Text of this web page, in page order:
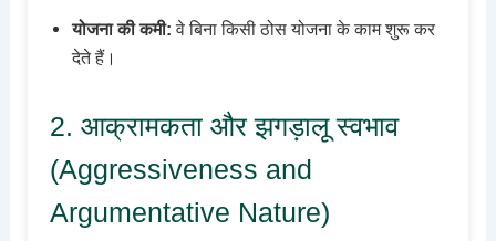
योजना की कमी: वे बिना किसी ठोस योजना के काम शुरू कर
देते हैं।
2. आक्रामकता और झगड़ालू स्वभाव
(Aggressiveness and
Argumentative Nature)